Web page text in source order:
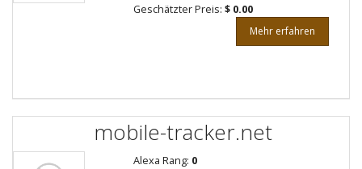
Geschätzter Preis: $ 0.00
Mehr erfahren
mobile-tracker.net
Alexa Rang: 0